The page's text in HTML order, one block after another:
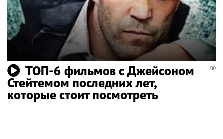
ТОП-6 фильмов с Джейсоном
Стейтемом последних лет,
которые стоит посмотреть